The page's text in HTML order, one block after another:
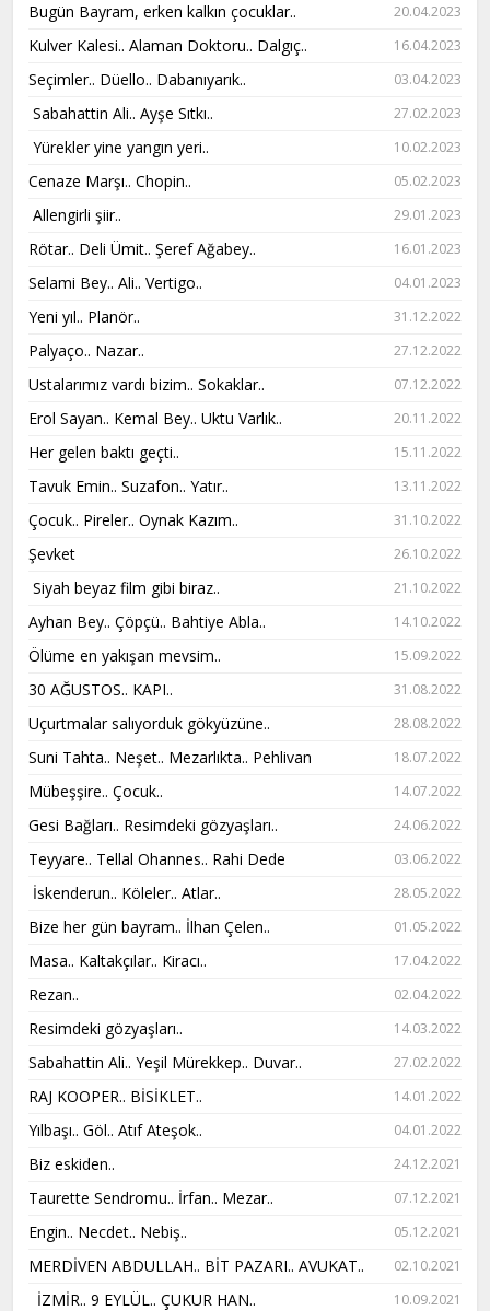
Bugün Bayram, erken kalkın çocuklar.. 20.04.2023
Kulver Kalesi.. Alaman Doktoru.. Dalgıç.. 16.04.2023
Seçimler.. Düello.. Dabanıyarık.. 03.04.2023
Sabahattin Ali.. Ayşe Sıtkı..​​​​​​ 27.02.2023
Yürekler yine yangın yeri..​​​​​​​​​​​​​​ 10.02.2023
Cenaze Marşı.. Chopin..​​​​​​​ 05.02.2023
Allengirli şiir..​​​​​​​ 29.01.2023
Rötar.. Deli Ümit.. Şeref Ağabey.. 16.01.2023
Selami Bey.. Ali.. Vertigo.. 04.01.2023
Yeni yıl.. Planör..​​​​​​​ 31.12.2022
Palyaço.. Nazar.. 27.12.2022
Ustalarımız vardı bizim.. Sokaklar.. 07.12.2022
Erol Sayan.. Kemal Bey.. Uktu Varlık.. 20.11.2022
Her gelen baktı geçti.. 15.11.2022
Tavuk Emin.. Suzafon.. Yatır.. 13.11.2022
Çocuk.. Pireler.. Oynak Kazım.. 31.10.2022
Şevket 26.10.2022
Siyah beyaz film gibi biraz.. 21.10.2022
Ayhan Bey.. Çöpçü.. Bahtiye Abla.. 14.10.2022
Ölüme en yakışan mevsim.. 15.09.2022
30 AĞUSTOS.. KAPI.. 31.08.2022
Uçurtmalar salıyorduk gökyüzüne.. 28.08.2022
Suni Tahta.. Neşet.. Mezarlıkta.. Pehlivan 18.07.2022
Mübeşşire.. Çocuk.. 14.07.2022
Gesi Bağları.. Resimdeki gözyaşları.. 24.06.2022
Teyyare.. Tellal Ohannes.. Rahi Dede 03.06.2022
İskenderun.. Köleler.. Atlar.. 28.05.2022
Bize her gün bayram.. İlhan Çelen.. 01.05.2022
Masa.. Kaltakçılar.. Kiracı.. 17.04.2022
Rezan.. 02.04.2022
Resimdeki gözyaşları.. 14.03.2022
Sabahattin Ali.. Yeşil Mürekkep.. Duvar.. 27.02.2022
RAJ KOOPER.. BİSİKLET.. 14.01.2022
Yılbaşı.. Göl.. Atıf Ateşok.. 04.01.2022
Biz eskiden.. 24.12.2021
Taurette Sendromu.. İrfan.. Mezar.. 07.12.2021
Engin.. Necdet.. Nebiş.. 05.12.2021
MERDİVEN ABDULLAH.. BİT PAZARI.. AVUKAT.. 02.10.2021
İZMİR.. 9 EYLÜL.. ÇUKUR HAN.. 10.09.2021